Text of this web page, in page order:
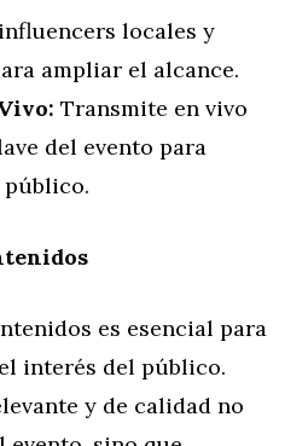
locales y
ampliar el alcance.
Transmite en vivo
del evento para
público.
es esencial para
interés del público.
y de calidad no